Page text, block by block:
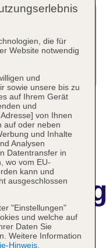
die für
Website notwendig
und
sowie unsere bis zu
auf Ihrem Gerät
und
von Ihnen
auf oder neben
und Inhalte
Analysen
Datentransfer in
wo vom EU-
kann und
ausgeschlossen
"Einstellungen"
und welche auf
Daten Sie
Weitere Information
Hinweis.